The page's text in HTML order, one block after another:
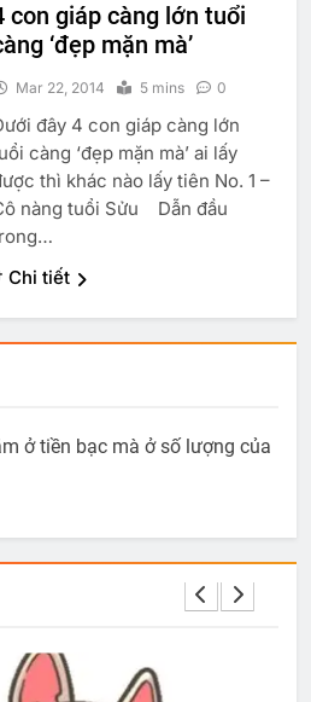
ở tiền bạc mà ở số lượng của
con giáp càng lớn tuổi
‘đẹp mặn mà’
Mar 22, 2014 5 mins 0
đây 4 con giáp càng lớn
càng ‘đẹp mặn mà’ ai lấy
thì khác nào lấy tiên No. 1 –
nàng tuổi Sửu Dẫn đầu
Chi tiết